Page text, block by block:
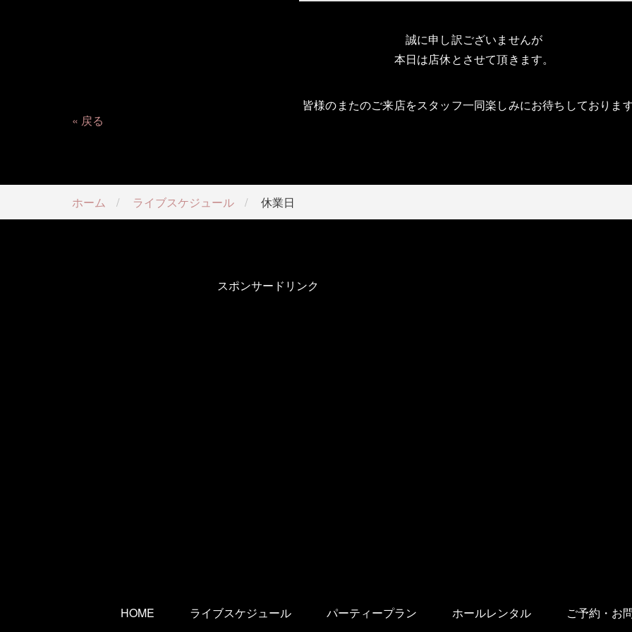
誠に申し訳ございませんが
本日は店休とさせて頂きます。
皆様のまたのご来店をスタッフ一同楽しみにお待ちしておりま
戻る
ホーム ライブスケジュール 休業日
スポンサードリンク
HOME ライブスケジュール パーティープラン ホールレンタル ご予約・お